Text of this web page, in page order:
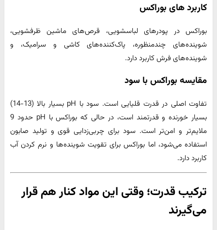
کاربرد های بوراکس
بوراکس در پودرهای لباسشویی، قرص‌های ماشین ظرفشویی،
شوینده‌های چندمنظوره، پاک‌کننده‌های کاشی و سرامیک، و
شوینده‌های فرش کاربرد دارد.
مقایسه بوراکس با سود
تفاوت اصلی در قدرت قلیایی است. سود با pH بسیار بالا (13-14)
بسیار خورنده و قدرتمند است، در حالی که بوراکس با pH حدود 9
ملایم‌تر و امن‌تر است. سود برای چربی‌زدایی قوی و تولید صابون
استفاده می‌شود، اما بوراکس برای تقویت شوینده‌ها و نرم کردن آب
کاربرد دارد.
ترکیب قدرت؛ وقتی این مواد کنار هم قرار
می‌گیرند